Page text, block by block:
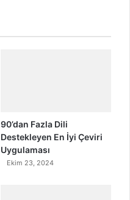
90’dan Fazla Dili
Destekleyen En İyi Çeviri
Uygulaması
Ekim 23, 2024